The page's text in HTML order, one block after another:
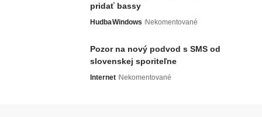
pridať bassy
HudbaWindows Nekomentované
Pozor na nový podvod s SMS od
slovenskej sporiteľne
Internet Nekomentované